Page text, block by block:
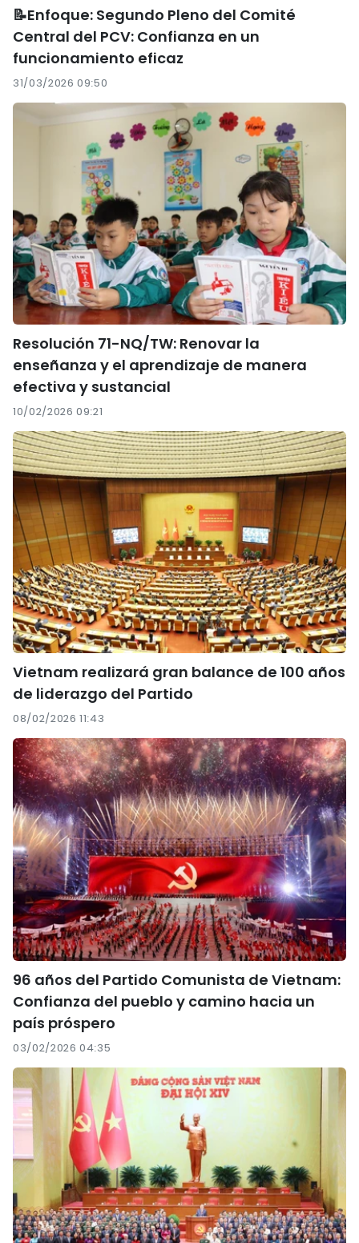
📝Enfoque: Segundo Pleno del Comité
Central del PCV: Confianza en un
funcionamiento eficaz
31/03/2026 09:50
Resolución 71-NQ/TW: Renovar la
enseñanza y el aprendizaje de manera
efectiva y sustancial
10/02/2026 09:21
Vietnam realizará gran balance de 100 años
de liderazgo del Partido
08/02/2026 11:43
96 años del Partido Comunista de Vietnam:
Confianza del pueblo y camino hacia un
país próspero
03/02/2026 04:35